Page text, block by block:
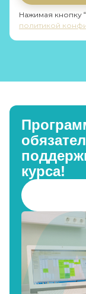
Нажимая кнопку
политикой
курса!